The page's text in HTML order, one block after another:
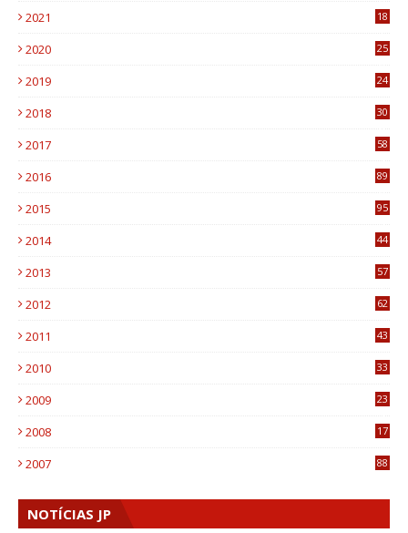
2021
18
2020
25
2019
24
2018
30
2017
58
2016
89
2015
95
2014
44
2013
57
2012
62
2011
43
2010
33
2009
23
2008
17
2007 88
NOTÍCIAS JP